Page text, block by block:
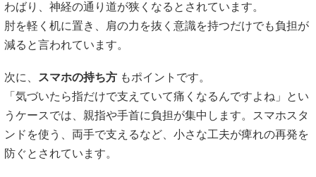
わばり、神経の通り道が狭くなるとされています。
肘を軽く机に置き、肩の力を抜く意識を持つだけでも負担が
減ると言われています。
次に、 スマホの持ち方 もポイントです。
「気づいたら指だけで支えていて痛くなるんですよね」とい
うケースでは、親指や手首に負担が集中します。スマホスタ
ンドを使う、両手で支えるなど、小さな工夫が痺れの再発を
防ぐとされています。